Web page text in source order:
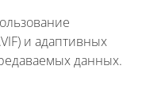
и адаптивных
данных.